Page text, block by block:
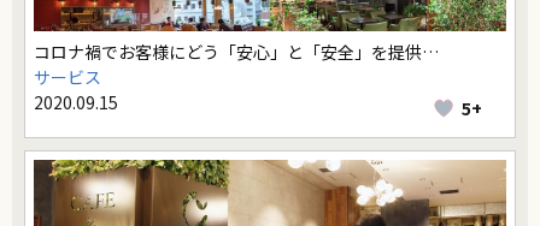
コロナ禍でお客様にどう「安心」と「安全」を提供…
サービス
2020.09.15
5+